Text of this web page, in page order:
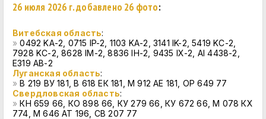
26 июля 2026 г. добавлено 26 фото:
Витебская область:
»0492 KA-2, 0715 IP-2, 1103 KA-2, 3141 IK-2, 5419 KC-2,
7928 KC-2, 8628 IM-2, 8836 IH-2, 9435 IX-2, AI 4438-2,
E319 AB-2
Луганская область:
»В 219 ВУ 181, В 618 ЕК 181, М 912 АЕ 181, ОР 649 77
Свердловская область:
»КН 659 66, КО 898 66, КУ 279 66, КУ 672 66, М 078 КХ
774, М 646 АТ 196, СВ 207 77